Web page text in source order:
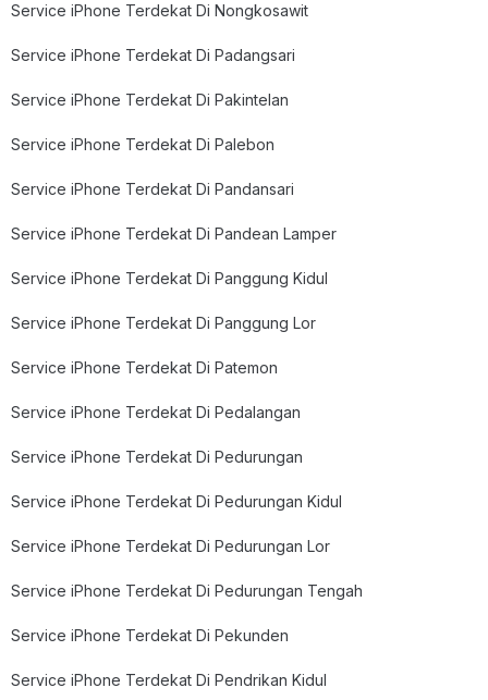
Service iPhone Terdekat Di Nongkosawit
Service iPhone Terdekat Di Padangsari
Service iPhone Terdekat Di Pakintelan
Service iPhone Terdekat Di Palebon
Service iPhone Terdekat Di Pandansari
Service iPhone Terdekat Di Pandean Lamper
Service iPhone Terdekat Di Panggung Kidul
Service iPhone Terdekat Di Panggung Lor
Service iPhone Terdekat Di Patemon
Service iPhone Terdekat Di Pedalangan
Service iPhone Terdekat Di Pedurungan
Service iPhone Terdekat Di Pedurungan Kidul
Service iPhone Terdekat Di Pedurungan Lor
Service iPhone Terdekat Di Pedurungan Tengah
Service iPhone Terdekat Di Pekunden
Service iPhone Terdekat Di Pendrikan Kidul